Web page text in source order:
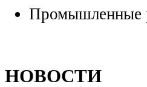
Промышленные
НОВОСТИ